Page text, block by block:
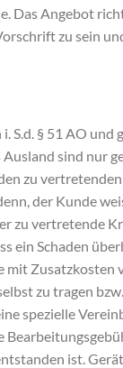
Angebot
zu sein
§ 51 AO und
sind nur
zu
der Kunde
zu vertretende
ein Schaden
Zusatzkosten
zu tragen
spezielle
ist.